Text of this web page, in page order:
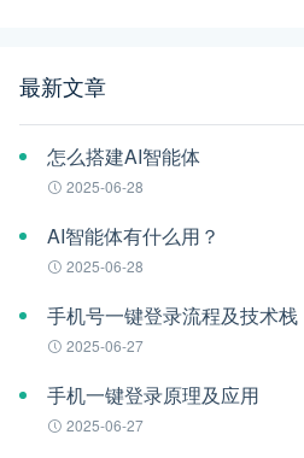
最新文章
怎么搭建AI智能体
2025-06-28
AI智能体有什么用？
2025-06-28
手机号一键登录流程及技术栈
2025-06-27
手机一键登录原理及应用
2025-06-27